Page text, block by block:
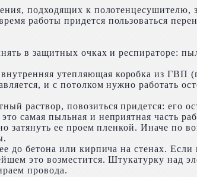
подходящих к полотенцесушителю,
работы придется пользоваться
в защитных очках и респираторе:
утепляющая коробка из ГВП
и с потолком нужно работать
раствор, повозиться придется: его
самая пыльная и неприятная часть
затянуть ее проем пленкой. Иначе по
до бетона или кирпича на стенах. Если
это возместится. Штукатурку над
провода.